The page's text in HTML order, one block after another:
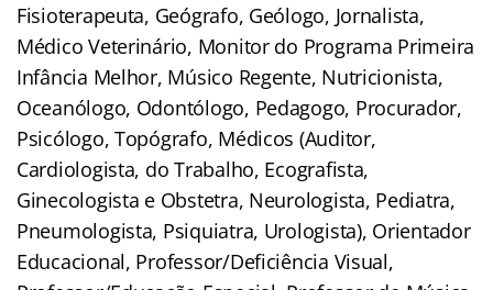
Fisioterapeuta, Geógrafo, Geólogo, Jornalista,
Médico Veterinário, Monitor do Programa Primeira
Infância Melhor, Músico Regente, Nutricionista,
Oceanólogo, Odontólogo, Pedagogo, Procurador,
Psicólogo, Topógrafo, Médicos (Auditor,
Cardiologista, do Trabalho, Ecografista,
Ginecologista e Obstetra, Neurologista, Pediatra,
Pneumologista, Psiquiatra, Urologista), Orientador
Educacional, Professor/Deficiência Visual,